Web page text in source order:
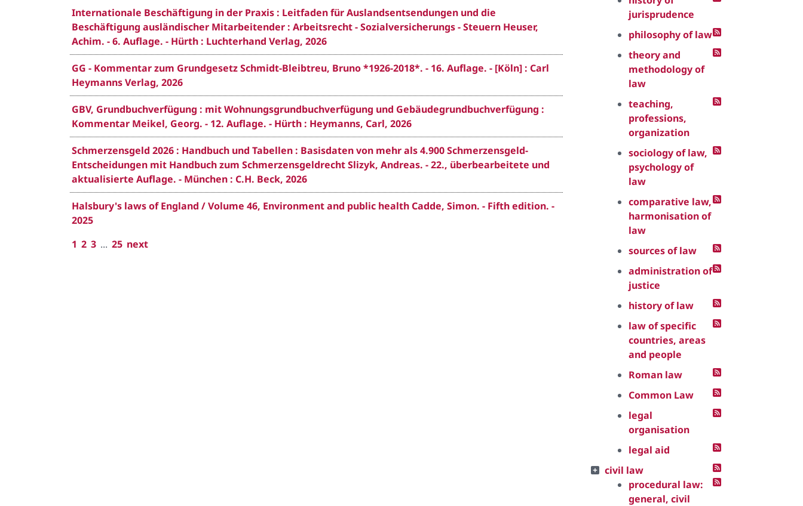
Internationale Beschäftigung in der Praxis : Leitfaden für Auslandsentsendungen und die
Beschäftigung ausländischer Mitarbeitender : Arbeitsrecht - Sozialversicherungs - Steuern Heuser,
Achim. - 6. Auflage. - Hürth : Luchterhand Verlag, 2026
GG - Kommentar zum Grundgesetz Schmidt-Bleibtreu, Bruno *1926-2018*. - 16. Auflage. - [Köln] : Carl
Heymanns Verlag, 2026
GBV, Grundbuchverfügung : mit Wohnungsgrundbuchverfügung und Gebäudegrundbuchverfügung :
Kommentar Meikel, Georg. - 12. Auflage. - Hürth : Heymanns, Carl, 2026
Schmerzensgeld 2026 : Handbuch und Tabellen : Basisdaten von mehr als 4.900 Schmerzensgeld-
Entscheidungen mit Handbuch zum Schmerzensgeldrecht Slizyk, Andreas. - 22., überbearbeitete und
aktualisierte Auflage. - München : C.H. Beck, 2026
Halsbury's laws of England / Volume 46, Environment and public health Cadde, Simon. - Fifth edition. -
2025
1 2 3 ... 25 next
jurisprudence
philosophy of law
theory and
methodology of
law
teaching,
professions,
organization
sociology of law,
psychology of
law
comparative law,
harmonisation of
law
sources of law
administration of
justice
history of law
law of specific
countries, areas
and people
Roman law
Common Law
legal
organisation
legal aid
civil law
procedural law:
general, civil